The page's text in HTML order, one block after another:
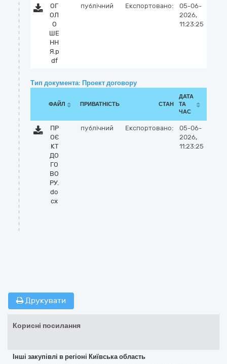
ОГ
ОЛ
О
ШЕ
НН
Я.p
df
публічний Експортовано:
05-06-
2026,
11:23:25
Тип документа: Проект договору
ФАЙЛ ПРИВАТНІСТЬ СТАН
ДАТА
ТА
ЧАС
ПР
ОЄ
КТ
ДО
ГО
ВО
РУ.
do
cx
публічний Експортовано:
05-06-
2026,
11:23:25
Друкувати
Корисні посилання
Інші закупівлі в регіоні Київська область